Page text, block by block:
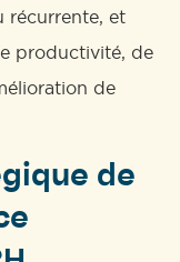
récurrente, et
productivité, de
de
de